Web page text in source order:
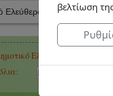
βελτίωση